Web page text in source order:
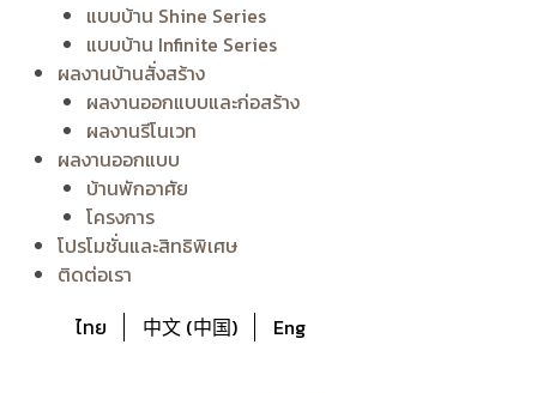
แบบบ้าน Shine Series
แบบบ้าน Infinite Series
ผลงานบ้านสั่งสร้าง
ผลงานออกแบบและก่อสร้าง
ผลงานรีโนเวท
ผลงานออกแบบ
บ้านพักอาศัย
โครงการ
โปรโมชั่นและสิทธิพิเศษ
ติดต่อเรา
ไทย
中文 (中国) Eng